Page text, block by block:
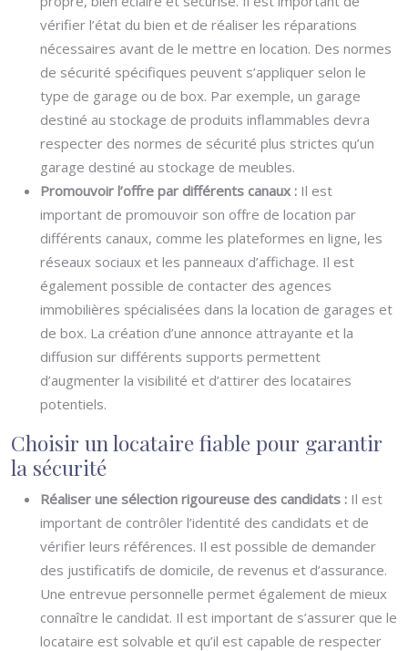
vérifier l’état du bien et de réaliser les réparations
nécessaires avant de le mettre en location. Des normes
de sécurité spécifiques peuvent s’appliquer selon le
type de garage ou de box. Par exemple, un garage
destiné au stockage de produits inflammables devra
respecter des normes de sécurité plus strictes qu’un
garage destiné au stockage de meubles.
Promouvoir l’offre par différents canaux : Il est
important de promouvoir son offre de location par
différents canaux, comme les plateformes en ligne, les
réseaux sociaux et les panneaux d’affichage. Il est
également possible de contacter des agences
immobilières spécialisées dans la location de garages et
de box. La création d’une annonce attrayante et la
diffusion sur différents supports permettent
d’augmenter la visibilité et d’attirer des locataires
potentiels.
Choisir un locataire fiable pour garantir
la sécurité
Réaliser une sélection rigoureuse des candidats : Il est
important de contrôler l’identité des candidats et de
vérifier leurs références. Il est possible de demander
des justificatifs de domicile, de revenus et d’assurance.
Une entrevue personnelle permet également de mieux
connaître le candidat. Il est important de s’assurer que le
locataire est solvable et qu’il est capable de respecter